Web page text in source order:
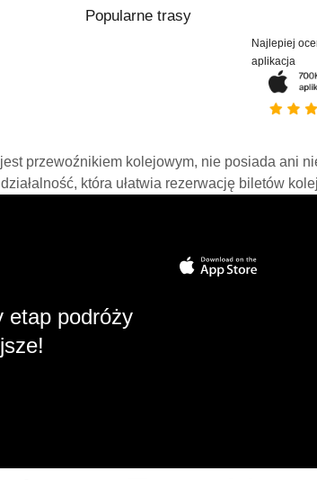
Popularne trasy
Najlepiej
aplikacja
przewoźnikiem kolejowym, nie posiada ani
która ułatwia rezerwację biletów
etap podróży